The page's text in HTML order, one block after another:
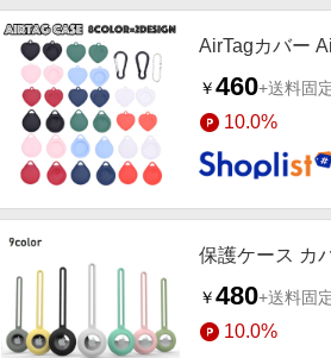
AirTagカバー
￥460+送料固
10.0%
保護ケース カ
￥480+送料固
10.0%